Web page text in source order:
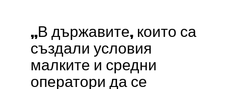
„В държавите, които са
създали условия
малките и средни
оператори да се